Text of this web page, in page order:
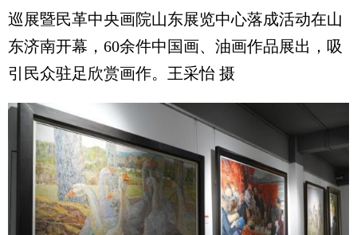
巡展暨民革中央画院山东展览中心落成活动在山
东济南开幕，60余件中国画、油画作品展出，吸
引民众驻足欣赏画作。王采怡 摄